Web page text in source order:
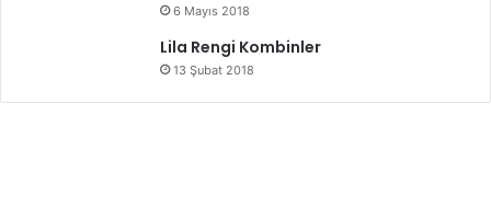
6 Mayıs 2018
Lila Rengi Kombinler
13 Şubat 2018